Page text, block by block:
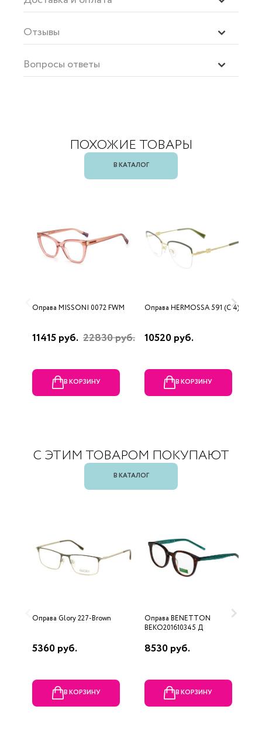
Отзывы
Вопросы ответы
ПОХОЖИЕ ТОВАРЫ
В КАТАЛОГ
Оправа MISSONI 0072 FWM
11415 руб. 22830 руб.
В КОРЗИНУ
Оправа HERMOSSA 591 (C 4)
10520 руб.
В КОРЗИНУ
С ЭТИМ ТОВАРОМ ПОКУПАЮТ
В КАТАЛОГ
Оправа Glory 227-Brown
5360 руб.
В КОРЗИНУ
Оправа BENETTON
BEKO201610345 Д
8530 руб.
В КОРЗИНУ